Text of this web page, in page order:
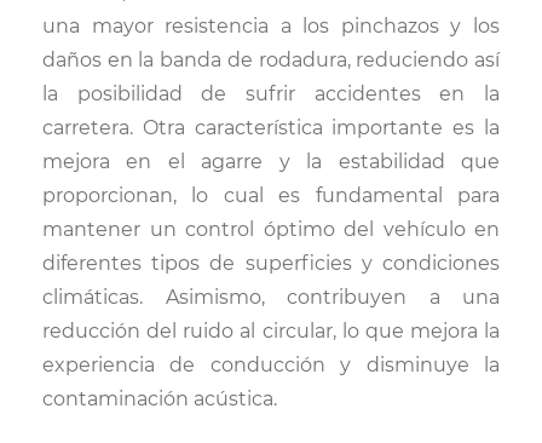
una mayor resistencia a los pinchazos y los
daños en la banda de rodadura, reduciendo así
la posibilidad de sufrir accidentes en la
carretera. Otra característica importante es la
mejora en el agarre y la estabilidad que
proporcionan, lo cual es fundamental para
mantener un control óptimo del vehículo en
diferentes tipos de superficies y condiciones
climáticas. Asimismo, contribuyen a una
reducción del ruido al circular, lo que mejora la
experiencia de conducción y disminuye la
contaminación acústica.